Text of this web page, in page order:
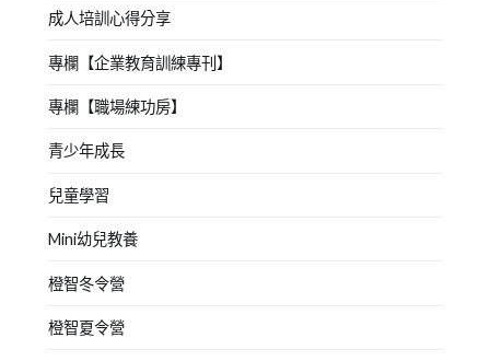
成人培訓心得分享
專欄【企業教育訓練專刊】
專欄【職場練功房】
青少年成長
兒童學習
Mini幼兒教養
橙智冬令營
橙智夏令營